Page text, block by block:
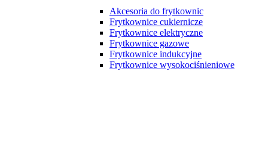
Akcesoria do frytkownic
Frytkownice cukiernicze
Frytkownice elektryczne
Frytkownice gazowe
Frytkownice indukcyjne
Frytkownice wysokociśnieniowe